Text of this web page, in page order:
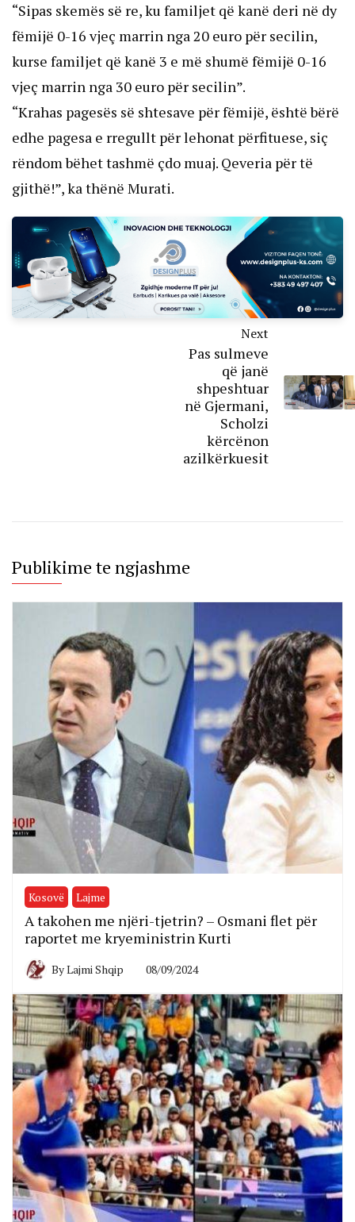
“Sipas skemës së re, ku familjet që kanë deri në dy
fëmijë 0-16 vjeç marrin nga 20 euro për secilin,
kurse familjet që kanë 3 e më shumë fëmijë 0-16
vjeç marrin nga 30 euro për secilin”.
“Krahas pagesës së shtesave për fëmijë, është bërë
edhe pagesa e rregullt për lehonat përfituese, siç
rëndom bëhet tashmë çdo muaj. Qeveria për të
gjithë!”, ka thënë Murati.
Next
Pas sulmeve
që janë
shpeshtuar
në Gjermani,
Scholzi
kërcënon
azilkërkuesit
Publikime te ngjashme
Kosovë Lajme
A takohen me njëri-tjetrin? – Osmani flet për
raportet me kryeministrin Kurti
ByLajmi Shqip 08/09/2024